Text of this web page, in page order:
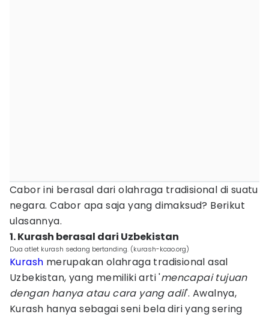
Cabor ini berasal dari olahraga tradisional di suatu
negara. Cabor apa saja yang dimaksud? Berikut
ulasannya.
1. Kurash berasal dari Uzbekistan
Dua atlet kurash sedang bertanding. (kurash-kcao.org)
Kurash merupakan olahraga tradisional asal
Uzbekistan, yang memiliki arti 'mencapai tujuan
dengan hanya atau cara yang adil'. Awalnya,
Kurash hanya sebagai seni bela diri yang sering